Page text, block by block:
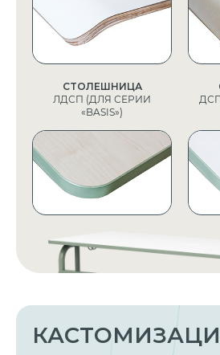
СТОЛЕШНИЦА
ЛДСП (ДЛЯ СЕРИИ
«BASIS»)